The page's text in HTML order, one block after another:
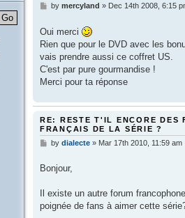
P
t
by mercyland » Dec 14th 2008, 6:15
Oui merci
Rien que pour le DVD avec les
vais prendre aussi ce coffret US.
C'est par pure gourmandise !
Merci pour ta réponse
RE: RESTE T'IL ENCORE DES
FRANÇAIS DE LA SÉRIE ?
P
t
by dialecte» Mar 17th 2010, 11:59 am
Bonjour,
Il existe un autre forum
poignée de fans à aimer cette